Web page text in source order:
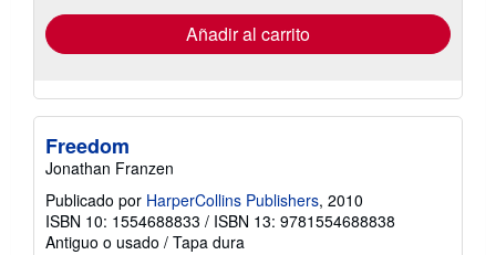
envío
Añadir al carrito
Freedom
Jonathan Franzen
Publicado por HarperCollins Publishers, 2010
ISBN 10: 1554688833 / ISBN 13: 9781554688838
Antiguo o usado / Tapa dura